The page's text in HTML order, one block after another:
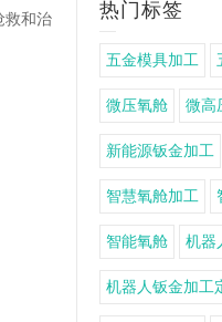
救和治
热门标签
五金模具加工
微压氧舱 微高
新能源钣金加工
智慧氧舱加工
智能氧舱 机器
机器人钣金加工